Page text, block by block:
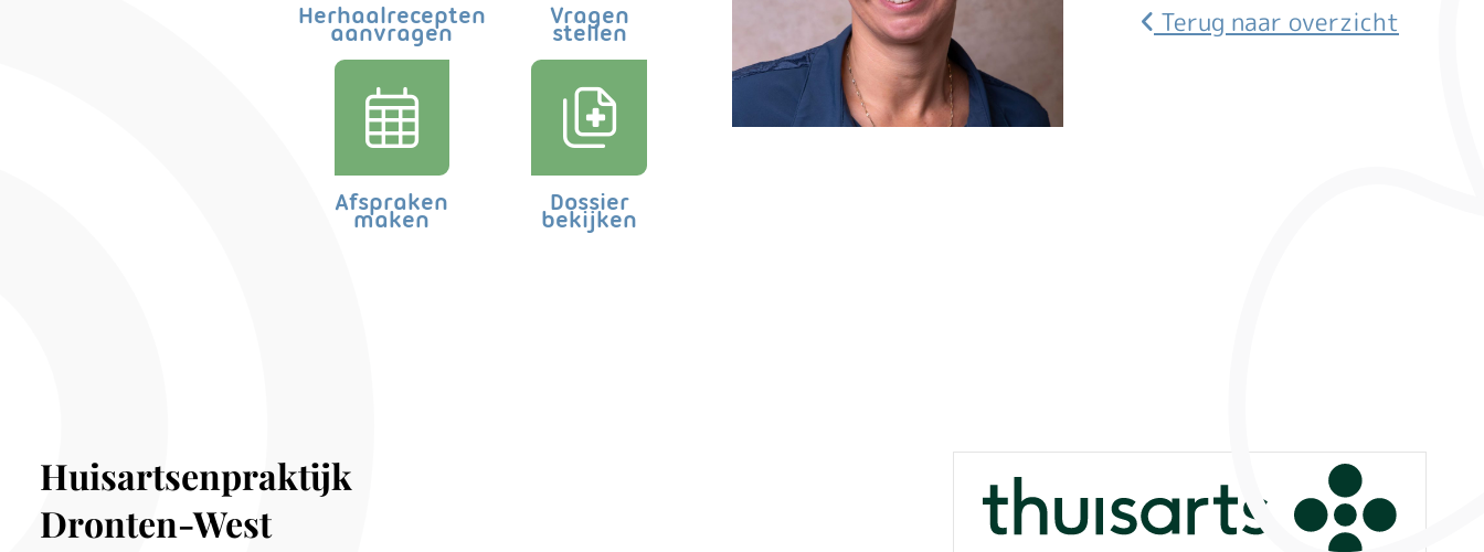
Terug naar overzicht
Herhaalrecepten
aanvragen
Vragen
stellen
Afspraken
maken
Dossier
bekijken
Huisartsenpraktijk
Dronten-West